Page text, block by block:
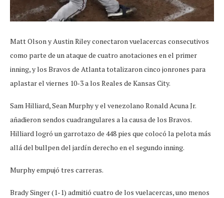
Matt Olson y Austin Riley conectaron vuelacercas consecutivos
como parte de un ataque de cuatro anotaciones en el primer
inning, y los Bravos de Atlanta totalizaron cinco jonrones para
aplastar el viernes 10-3 a los Reales de Kansas City.
Sam Hilliard, Sean Murphy y el venezolano Ronald Acuna Jr.
añadieron sendos cuadrangulares a la causa de los Bravos.
Hilliard logró un garrotazo de 448 pies que colocó la pelota más
allá del bullpen del jardín derecho en el segundo inning.
Murphy empujó tres carreras.
Brady Singer (1-1) admitió cuatro de los vuelacercas, uno menos